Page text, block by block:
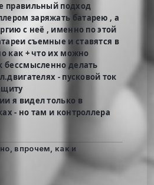
правильный подход
заряжать батарею , а
с неё , именно по этой
съемные и ставятся в
как + что их можно
бессмысленно делать
- пусковой ток
я видел только в
- но там и контроллера
впрочем, как и